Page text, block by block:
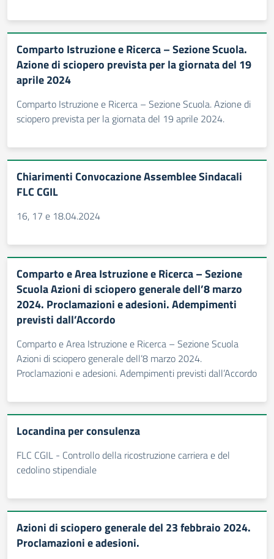
Comparto Istruzione e Ricerca – Sezione Scuola.
Azione di sciopero prevista per la giornata del 19
aprile 2024
Comparto Istruzione e Ricerca – Sezione Scuola. Azione di
sciopero prevista per la giornata del 19 aprile 2024.
Chiarimenti Convocazione Assemblee Sindacali
FLC CGIL
16, 17 e 18.04.2024
Comparto e Area Istruzione e Ricerca – Sezione
Scuola Azioni di sciopero generale dell’8 marzo
2024. Proclamazioni e adesioni. Adempimenti
previsti dall’Accordo
Comparto e Area Istruzione e Ricerca – Sezione Scuola
Azioni di sciopero generale dell’8 marzo 2024.
Proclamazioni e adesioni. Adempimenti previsti dall’Accordo
Locandina per consulenza
FLC CGIL - Controllo della ricostruzione carriera e del
cedolino stipendiale
Azioni di sciopero generale del 23 febbraio 2024.
Proclamazioni e adesioni.